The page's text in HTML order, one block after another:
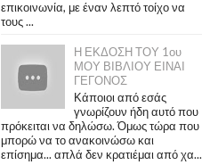
επικοινωνία, με έναν λεπτό τοίχο να
τους ...
Η ΕΚΔΟΣΗ ΤΟΥ 1ου
ΜΟΥ ΒΙΒΛΙΟΥ ΕΙΝΑΙ
ΓΕΓΟΝΟΣ
Κάποιοι από εσάς
γνωρίζουν ήδη αυτό που
πρόκειται να δηλώσω. Όμως τώρα που
μπορώ να το ανακοινώσω και
επίσημα... απλά δεν κρατιέμαι από χα...